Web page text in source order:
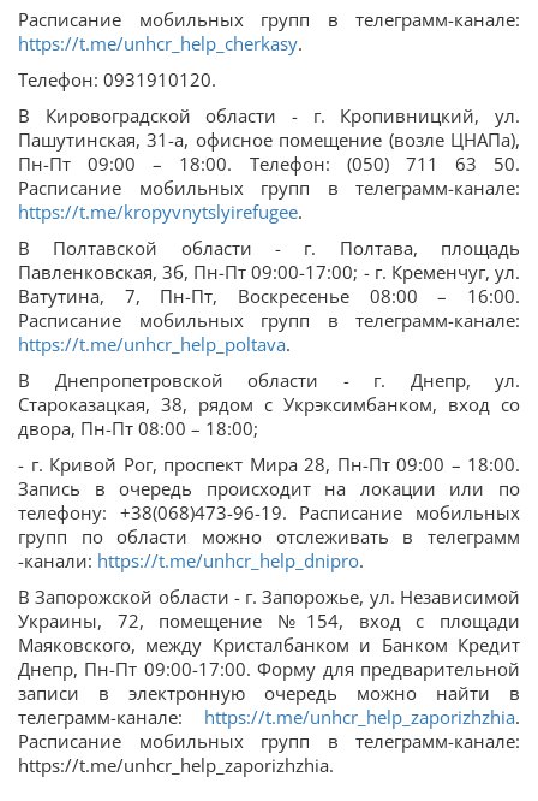
Расписание мобильных групп в телеграмм-канале:
https://t.me/unhcr_help_cherkasy.
Телефон: 0931910120.
В Кировоградской области - г. Кропивницкий, ул.
Пашутинская, 31-а, офисное помещение (возле ЦНАПа),
Пн-Пт 09:00 – 18:00. Телефон: (050) 711 63 50.
Расписание мобильных групп в телеграмм-канале:
https://t.me/kropyvnytslyirefugee.
В Полтавской области - г. Полтава, площадь
Павленковская, 3б, Пн-Пт 09:00-17:00; - г. Кременчуг, ул.
Ватутина, 7, Пн-Пт, Воскресенье 08:00 – 16:00.
Расписание мобильных групп в телеграмм-канале:
https://t.me/unhcr_help_poltava.
В Днепропетровской области - г. Днепр, ул.
Староказацкая, 38, рядом с Укрэксимбанком, вход со
двора, Пн-Пт 08:00 – 18:00;
- г. Кривой Рог, проспект Мира 28, Пн-Пт 09:00 – 18:00.
Запись в очередь происходит на локации или по
телефону: +38(068)473-96-19. Расписание мобильных
групп по области можно отслеживать в телеграмм
-канали: https://t.me/unhcr_help_dnipro.
В Запорожской области - г. Запорожье, ул. Независимой
Украины, 72, помещение №154, вход с площади
Маяковского, между Кристалбанком и Банком Кредит
Днепр, Пн-Пт 09:00-17:00. Форму для предварительной
записи в электронную очередь можно найти в
телеграмм-канале: https://t.me/unhcr_help_zaporizhzhia.
Расписание мобильных групп в телеграмм-канале:
https://t.me/unhcr_help_zaporizhzhia.